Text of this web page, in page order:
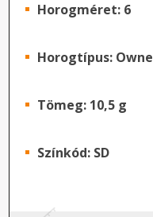
Horogméret: 6
Horogtípus:
Tömeg: 10,5 g
Színkód: SD